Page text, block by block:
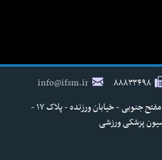
۸۸۸۳۳۴۹۸
info@ifsm.ir
تهران - خیابان شهید مفتح جنوبی - خیابان ورزنده - پلاک ۱۷ -
پزشکی ورزشی